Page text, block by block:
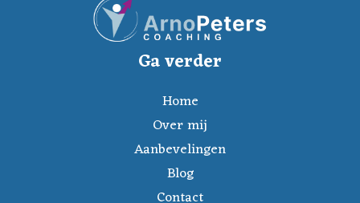
Ga verder
Home
Over mij
Aanbevelingen
Blog
Contact